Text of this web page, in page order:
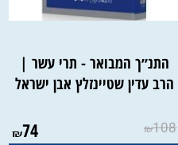
התנ״ך המבואר - תרי עשר |
הרב עדין שטיינזלץ אבן ישראל
₪108
₪74